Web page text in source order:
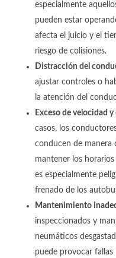
especialmente
pueden estar
afecta el juicio y el
riesgo de colisiones.
Distracción del
ajustar controles o
la atención del
Exceso de velocidad
casos, los
conducen de manera
mantener los
es especialmente
frenado de los
Mantenimiento
inspeccionados y
neumáticos
puede provocar fallas